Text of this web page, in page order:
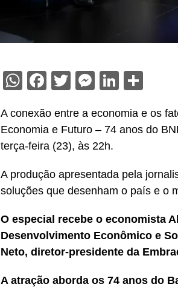
WhatsApp
Facebook
Twitter
Messenger
LinkedIn
A conexão entre a economia e os
Economia e Futuro – 74 anos do
terça-feira (23), às 22h.
A produção apresentada pela
soluções que desenham o país e o
O especial recebe o economista
Desenvolvimento Econômico e
Neto, diretor-presidente da
A atração aborda os 74 anos do